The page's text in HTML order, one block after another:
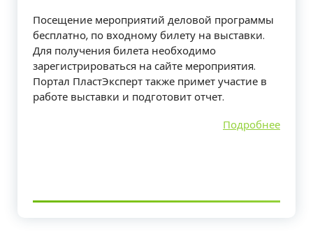
Посещение мероприятий деловой программы
бесплатно, по входному билету на выставки.
Для получения билета необходимо
зарегистрироваться на сайте мероприятия.
Портал ПластЭксперт также примет участие в
работе выставки и подготовит отчет.
Подробнее